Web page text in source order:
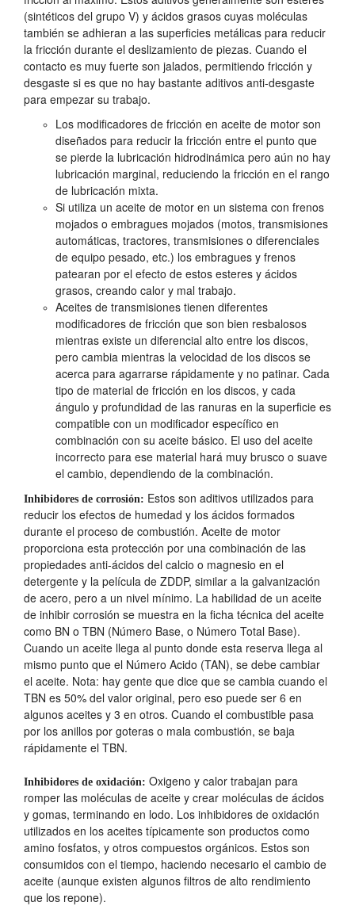
(sintéticos del grupo V) y ácidos grasos cuyas moléculas
también se adhieran a las superficies metálicas para reducir
la fricción durante el deslizamiento de piezas. Cuando el
contacto es muy fuerte son jalados, permitiendo fricción y
desgaste si es que no hay bastante aditivos anti-desgaste
para empezar su trabajo.
Los modificadores de fricción en aceite de motor son
diseñados para reducir la fricción entre el punto que
se pierde la lubricación hidrodinámica pero aún no hay
lubricación marginal, reduciendo la fricción en el rango
de lubricación mixta.
Si utiliza un aceite de motor en un sistema con frenos
mojados o embragues mojados (motos, transmisiones
automáticas, tractores, transmisiones o diferenciales
de equipo pesado, etc.) los embragues y frenos
patearan por el efecto de estos esteres y ácidos
grasos, creando calor y mal trabajo.
Aceites de transmisiones tienen diferentes
modificadores de fricción que son bien resbalosos
mientras existe un diferencial alto entre los discos,
pero cambia mientras la velocidad de los discos se
acerca para agarrarse rápidamente y no patinar. Cada
tipo de material de fricción en los discos, y cada
ángulo y profundidad de las ranuras en la superficie es
compatible con un modificador específico en
combinación con su aceite básico. El uso del aceite
incorrecto para ese material hará muy brusco o suave
el cambio, dependiendo de la combinación.
Inhibidores de corrosión: Estos son aditivos utilizados para
reducir los efectos de humedad y los ácidos formados
durante el proceso de combustión. Aceite de motor
proporciona esta protección por una combinación de las
propiedades anti-ácidos del calcio o magnesio en el
detergente y la película de ZDDP, similar a la galvanización
de acero, pero a un nivel mínimo. La habilidad de un aceite
de inhibir corrosión se muestra en la ficha técnica del aceite
como BN o TBN (Número Base, o Número Total Base).
Cuando un aceite llega al punto donde esta reserva llega al
mismo punto que el Número Acido (TAN), se debe cambiar
el aceite. Nota: hay gente que dice que se cambia cuando el
TBN es 50% del valor original, pero eso puede ser 6 en
algunos aceites y 3 en otros. Cuando el combustible pasa
por los anillos por goteras o mala combustión, se baja
rápidamente el TBN.
Inhibidores de oxidación: Oxigeno y calor trabajan para
romper las moléculas de aceite y crear moléculas de ácidos
y gomas, terminando en lodo. Los inhibidores de oxidación
utilizados en los aceites típicamente son productos como
amino fosfatos, y otros compuestos orgánicos. Estos son
consumidos con el tiempo, haciendo necesario el cambio de
aceite (aunque existen algunos filtros de alto rendimiento
que los repone).